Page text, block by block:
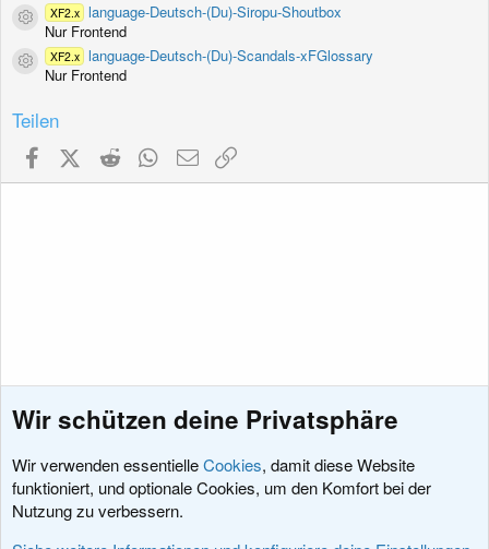
Ressourcen-Icon
XF2.x language-Deutsch-(Du)-Siropu-Shoutbox
Nur Frontend
Ressourcen-Icon
XF2.x language-Deutsch-(Du)-Scandals-xFGlossary
Nur Frontend
Teilen
FacebookX (Twitter)
Reddit WhatsApp
E-Mail
Erweiterungen
Wir schützen deine Privatsphäre
Wir verwenden essentielleCookies, damit diese Website
funktioniert, und optionale Cookies, um den Komfort bei der
Nutzung zu verbessern.